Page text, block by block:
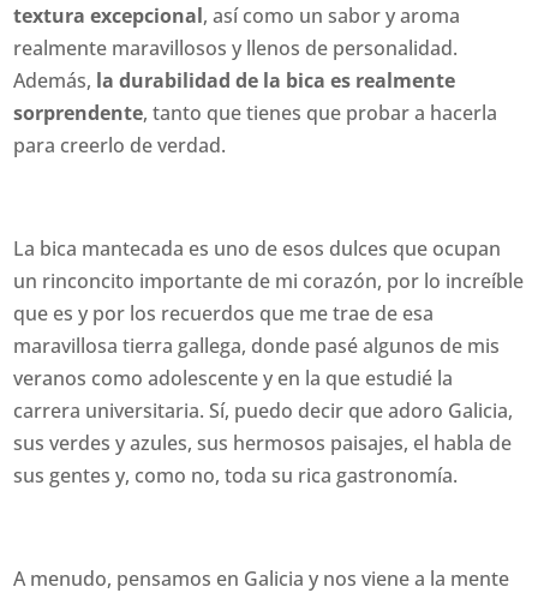
textura excepcional, así como un sabor y aroma
realmente maravillosos y llenos de personalidad.
Además, la durabilidad de la bica es realmente
sorprendente, tanto que tienes que probar a hacerla
para creerlo de verdad.
La bica mantecada es uno de esos dulces que ocupan
un rinconcito importante de mi corazón, por lo increíble
que es y por los recuerdos que me trae de esa
maravillosa tierra gallega, donde pasé algunos de mis
veranos como adolescente y en la que estudié la
carrera universitaria. Sí, puedo decir que adoro Galicia,
sus verdes y azules, sus hermosos paisajes, el habla de
sus gentes y, como no, toda su rica gastronomía.
A menudo, pensamos en Galicia y nos viene a la mente